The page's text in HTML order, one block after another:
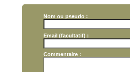
Nom ou pseudo :
Email (facultatif) :
Commentaire :